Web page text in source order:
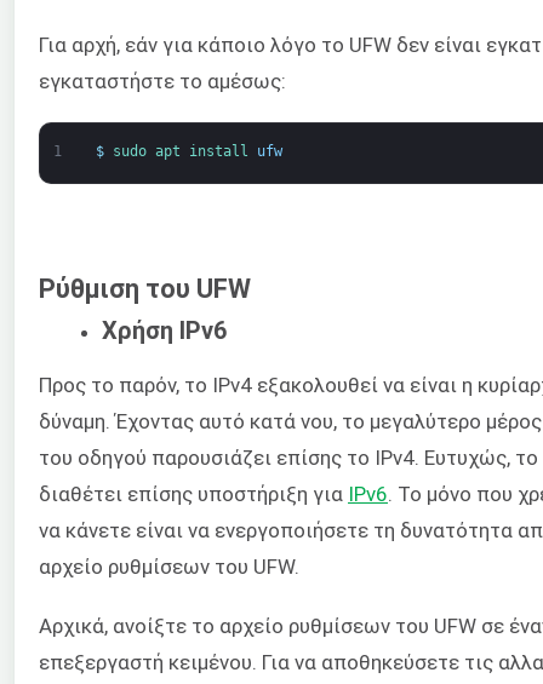
Για αρχή, εάν για κάποιο λόγο το UFW δεν είναι
εγκαταστήστε το αμέσως:
1 $ sudo apt install ufw
Ρύθμιση του UFW
Χρήση IPv6
Προς το παρόν, το IPv4 εξακολουθεί να είναι η
δύναμη. Έχοντας αυτό κατά νου, το μεγαλύτερο
του οδηγού παρουσιάζει επίσης το IPv4. Ευτυχώς, το
διαθέτει επίσης υποστήριξη για IPv6. Το μόνο που
να κάνετε είναι να ενεργοποιήσετε τη δυνατότητα
αρχείο ρυθμίσεων του UFW.
Αρχικά, ανοίξτε το αρχείο ρυθμίσεων του UFW σε
επεξεργαστή κειμένου. Για να αποθηκεύσετε τις